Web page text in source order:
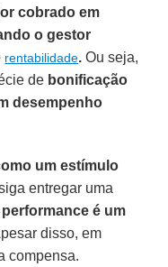
cobrado em
o gestor
rentabilidade.Ou seja,
de bonificação
desempenho
um estímulo
entregar uma
é um
disso, em
compensa.